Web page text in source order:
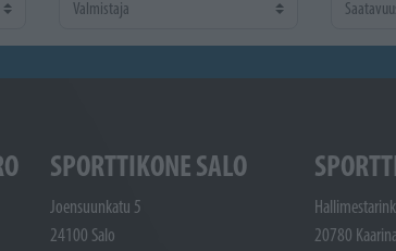
SPORTTIKONE SALO
Joensuunkatu 5
24100 Salo
20780 Kaarina